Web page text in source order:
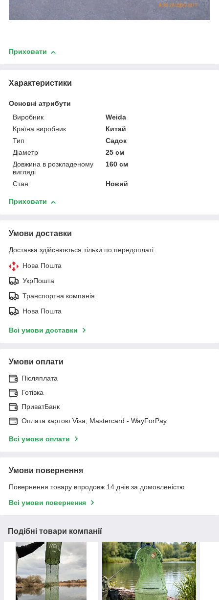
Приховати
Характеристики
Основні атрибути
Виробник
Weida
Країна виробник
Китай
Тип
Садок
Діаметр
25 см
Довжина в розкладеному
вигляді
160 см
Стан Новий
Приховати
Умови доставки
Доставка здійснюється тільки по передоплаті.
Нова Пошта
УкрПошта
Транспортна компанія
Нова Пошта
Всі умови доставки
Умови оплати
Післяплата
Готівка
ПриватБанк
Оплата картою Visa, Mastercard - WayForPay
Всі умови оплати
Умови повернення
Повернення товару впродовж 14 днів за домовленістю
Всі умови повернення
Подібні товари компанії